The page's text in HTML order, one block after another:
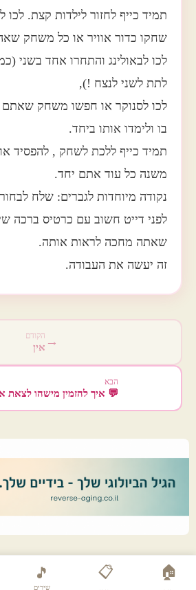
תמיד כייף לחזור לילדות קצת. לכו
שחקו כדור אוויר או כל משחק
לכו לבאולינג והתחרו אחד בשני
לתת לשני לנצח !),
לכו לסנוקר או חפשו משחק שאתם
בו ולימדו אותו ביחד.
תמיד כייף ללכת לשחק , להפסיד
משנה כל עוד אתם יחד.
נקודה מיוחדות לגברים: שלח
לפני דייט חשוב עם כרטיס ברכה
שאתה מחכה לראות אותה.
זה יעשה את העבודה.
→ הקודם
אין
הבא
💬 איך להזמין מישהו לצאת
🏠
📋
🎵
שירים